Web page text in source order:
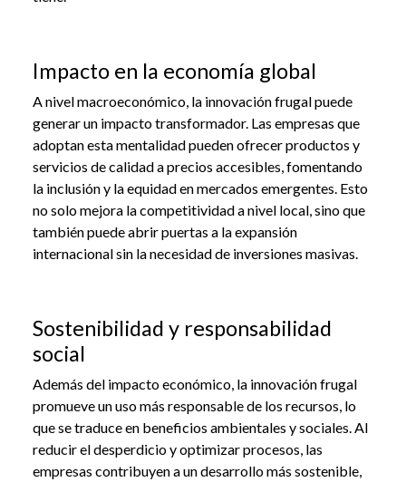
Impacto en la economía global
A nivel macroeconómico, la innovación frugal puede
generar un impacto transformador. Las empresas que
adoptan esta mentalidad pueden ofrecer productos y
servicios de calidad a precios accesibles, fomentando
la inclusión y la equidad en mercados emergentes. Esto
no solo mejora la competitividad a nivel local, sino que
también puede abrir puertas a la expansión
internacional sin la necesidad de inversiones masivas.
Sostenibilidad y responsabilidad
social
Además del impacto económico, la innovación frugal
promueve un uso más responsable de los recursos, lo
que se traduce en beneficios ambientales y sociales. Al
reducir el desperdicio y optimizar procesos, las
empresas contribuyen a un desarrollo más sostenible,